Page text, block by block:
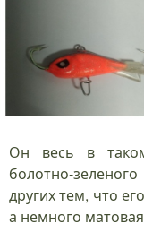
Он весь в
болотно-
других тем, что
а немного